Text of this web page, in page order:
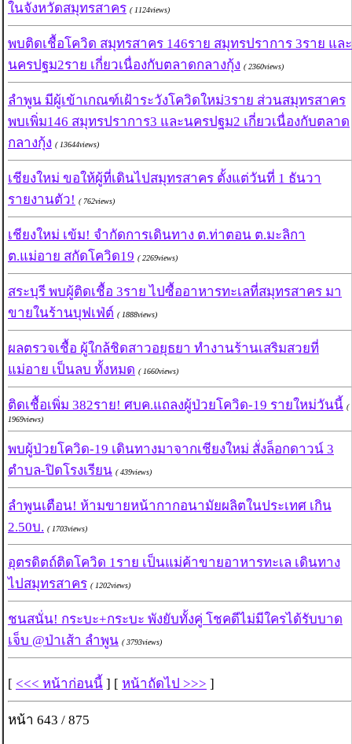
ในจังหวัดสมุทรสาคร ( 1124views)
พบติดเชื้อโควิด สมุทรสาคร 146ราย สมุทรปราการ 3ราย และ
นครปฐม2ราย เกี่ยวเนื่องกับตลาดกลางกุ้ง ( 2360views)
ลำพูน มีผู้เข้าเกณฑ์เฝ้าระวังโควิดใหม่3ราย ส่วนสมุทรสาคร
พบเพิ่ม146 สมุทรปราการ3 และนครปฐม2 เกี่ยวเนื่องกับตลาด
กลางกุ้ง ( 13644views)
เชียงใหม่ ขอให้ผู้ที่เดินไปสมุทรสาคร ตั้งแต่วันที่ 1 ธันวา
รายงานตัว! ( 762views)
เชียงใหม่ เข้ม! จำกัดการเดินทาง ต.ท่าตอน ต.มะลิกา
ต.แม่อาย สกัดโควิด19 ( 2269views)
สระบุรี พบผู้ติดเชื้อ 3ราย ไปซื้ออาหารทะเลที่สมุทรสาคร มา
ขายในร้านบุฟเฟ่ต์ ( 1888views)
ผลตรวจเชื้อ ผู้ใกล้ชิดสาวอยุธยา ทำงานร้านเสริมสวยที่
แม่อาย เป็นลบ ทั้งหมด ( 1660views)
ติดเชื้อเพิ่ม 382ราย! ศบค.แถลงผู้ป่วยโควิด-19 รายใหม่วันนี้ (
1969views)
พบผู้ป่วยโควิด-19 เดินทางมาจากเชียงใหม่ สั่งล็อกดาวน์ 3
ตำบล-ปิดโรงเรียน ( 439views)
ลำพูนเตือน! ห้ามขายหน้ากากอนามัยผลิตในประเทศ เกิน
2.50บ. ( 1703views)
อุตรดิตถ์ติดโควิด 1ราย เป็นแม่ค้าขายอาหารทะเล เดินทาง
ไปสมุทรสาคร ( 1202views)
ชนสนั่น! กระบะ+กระบะ พังยับทั้งคู่ โชคดีไม่มีใครได้รับบาด
เจ็บ @ป่าเส้า ลำพูน ( 3793views)
[ <<< หน้าก่อนนี้ ] [ หน้าถัดไป >>> ]
หน้า 643 / 875